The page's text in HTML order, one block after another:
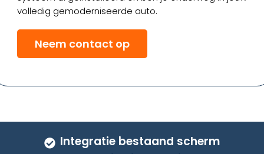
volledig gemoderniseerde auto.
Neem contact op
Integratie bestaand scherm